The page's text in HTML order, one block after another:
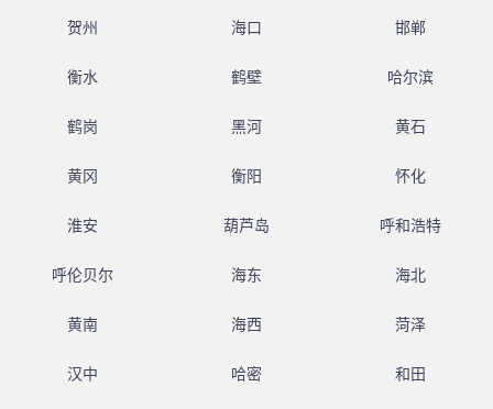
贺州 海口 邯郸
衡水 鹤壁 哈尔滨
鹤岗 黑河 黄石
黄冈 衡阳 怀化
淮安 葫芦岛 呼和浩特
呼伦贝尔 海东 海北
黄南 海西 菏泽
汉中 哈密 和田